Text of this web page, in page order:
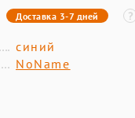
Доставка 3-7 дней
синий
NoName